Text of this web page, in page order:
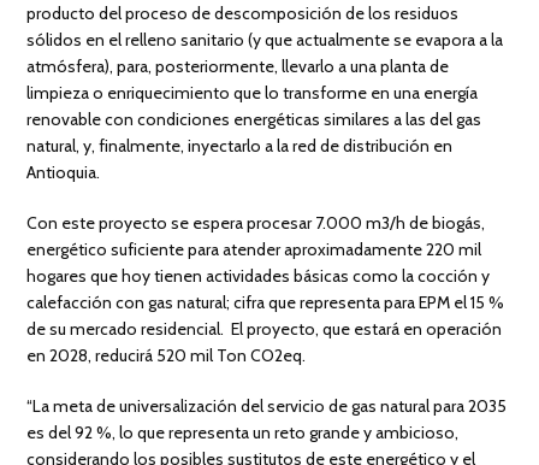
producto del proceso de descomposición de los residuos
sólidos en el relleno sanitario (y que actualmente se evapora a la
atmósfera), para, posteriormente, llevarlo a una planta de
limpieza o enriquecimiento que lo transforme en una energía
renovable con condiciones energéticas similares a las del gas
natural, y, finalmente, inyectarlo a la red de distribución en
Antioquia.
Con este proyecto se espera procesar 7.000 m3/h de biogás,
energético suficiente para atender aproximadamente 220 mil
hogares que hoy tienen actividades básicas como la cocción y
calefacción con gas natural; cifra que representa para EPM el 15 %
de su mercado residencial. El proyecto, que estará en operación
en 2028, reducirá 520 mil Ton CO2eq.
“La meta de universalización del servicio de gas natural para 2035
es del 92 %, lo que representa un reto grande y ambicioso,
considerando los posibles sustitutos de este energético y el